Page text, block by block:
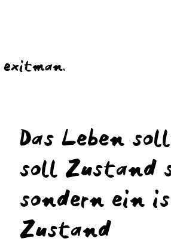
exitman.
Das Leben
soll Zustand
sondern ein
Zustand